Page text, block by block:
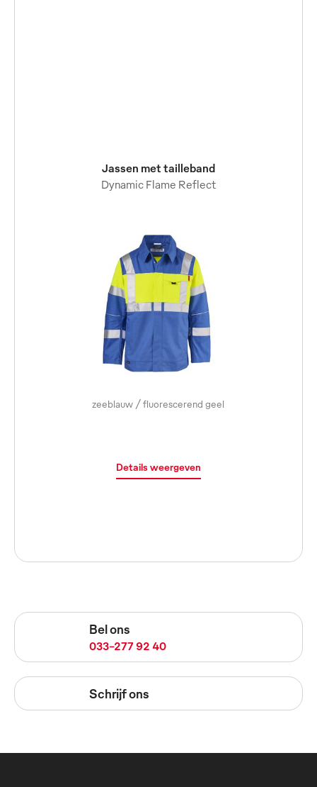
Jassen met tailleband
Dynamic Flame Reflect
zeeblauw / fluorescerend geel
Details weergeven
Bel ons
033-277 92 40
Schrijf ons